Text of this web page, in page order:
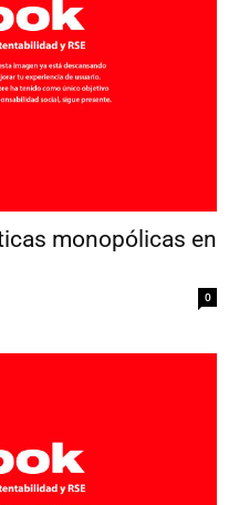
monopólicas en
0